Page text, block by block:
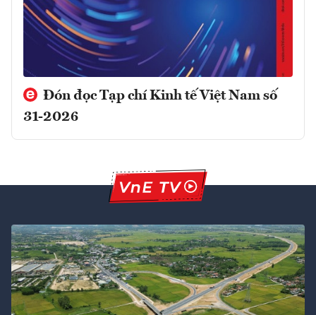
Đón đọc Tạp chí Kinh tế Việt Nam số
31-2026